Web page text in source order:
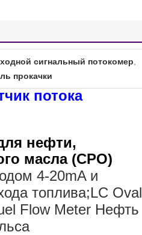
сигнальный потокомер
прокачки
потока
нефти,
масла (CPO)
4-20mA и
топлива;LC Oval
Flow Meter Нефть